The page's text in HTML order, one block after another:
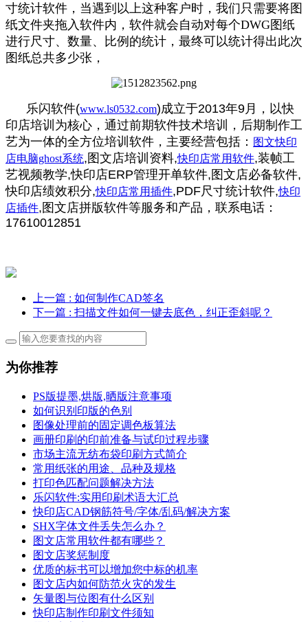
寸统计软件，当遇到以上这种客户时，我们只需要将图
纸文件夹拖入软件内，软件就会自动对每个DWG图纸
进行尺寸、数量、比例的统计，最终可以统计得出此次
图纸总共多少张，
乐闪软件(www.ls0532.com)成立于2013年9月，以快
印店培训为核心，通过前期软件技术培训，后期制作工
艺为一体的全方位培训软件，主要经营包括： 图文快印
店电脑ghost系统,图文店培训资料,快印店常用软件,装帧工
艺视频教学,快印店ERP管理开单软件,图文店必备软件,
快印店绩效积分,快印店常用插件,PDF尺寸统计软件,快印
店插件,图文店拼版软件等服务和产品，联系电话：
17610012851
上一篇 : 如何制作CAD签名
下一篇 : 扫描文件如何一键去底色，纠正歪斜呢？
为你推荐
PS版提墨,烘版,晒版注意事项
如何识别印版的色别
图像处理前的固定调色板算法
画册印刷的印前准备与试印过程步骤
市场主流无纺布袋印刷方式简介
常用纸张的用途、品种及规格
打印色匹配问题解决方法
乐闪软件:实用印刷术语大汇总
快印店CAD钢筋符号/字体/乱码/解决方案
SHX字体文件丢失怎么办？
图文店常用软件都有哪些？
图文店奖惩制度
优质的标书可以增加您中标的机率
图文店内如何防范火灾的发生
矢量图与位图有什么区别
快印店制作印刷文件须知